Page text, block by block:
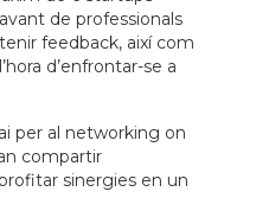
de professionals
feedback, així com
d’enfrontar-se a
per al networking on
compartir
sinergies en un